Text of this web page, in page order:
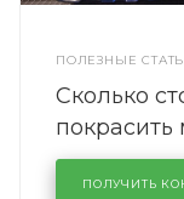
ПОЛЕЗНЫЕ
Сколько
полностью
ПОЛУЧИТЬ